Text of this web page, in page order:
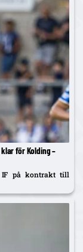
för Kolding –
IF på kontrakt till